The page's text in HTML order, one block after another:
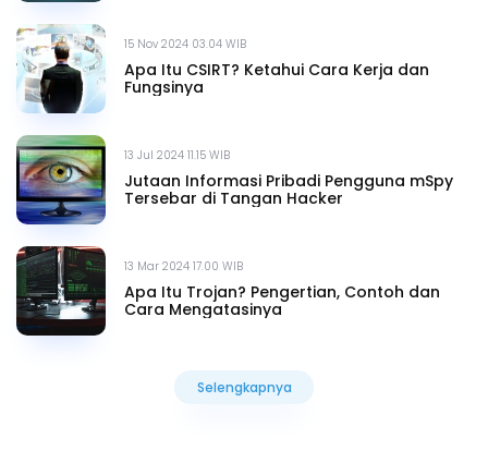
15 Nov 2024 03.04 WIB
Apa Itu CSIRT? Ketahui Cara Kerja dan
Fungsinya
13 Jul 2024 11.15 WIB
Jutaan Informasi Pribadi Pengguna mSpy
Tersebar di Tangan Hacker
13 Mar 2024 17.00 WIB
Apa Itu Trojan? Pengertian, Contoh dan
Cara Mengatasinya
Selengkapnya